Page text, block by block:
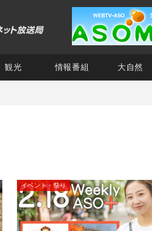
観光 情報番組 大自然
イベント・祭り